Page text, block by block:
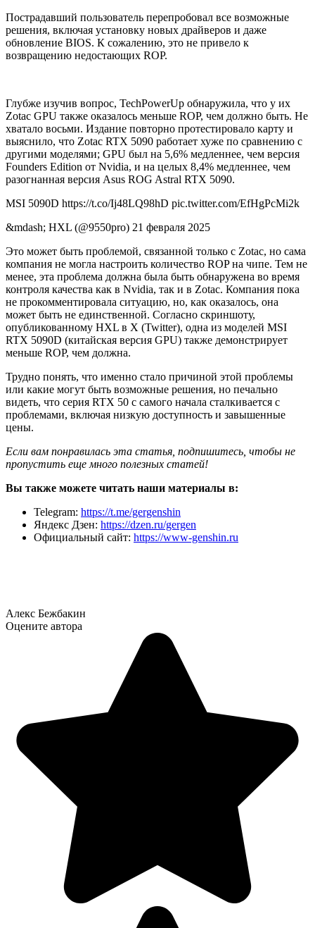
Пострадавший пользователь перепробовал все возможные
решения, включая установку новых драйверов и даже
обновление BIOS. К сожалению, это не привело к
возвращению недостающих ROP.
Глубже изучив вопрос, TechPowerUp обнаружила, что у их
Zotac GPU также оказалось меньше ROP, чем должно быть. Не
хватало восьми. Издание повторно протестировало карту и
выяснило, что Zotac RTX 5090 работает хуже по сравнению с
другими моделями; GPU был на 5,6% медленнее, чем версия
Founders Edition от Nvidia, и на целых 8,4% медленнее, чем
разогнанная версия Asus ROG Astral RTX 5090.
MSI 5090D https://t.co/Ij48LQ98hD pic.twitter.com/EfHgPcMi2k
&mdash; HXL (@9550pro) 21 февраля 2025
Это может быть проблемой, связанной только с Zotac, но сама
компания не могла настроить количество ROP на чипе. Тем не
менее, эта проблема должна была быть обнаружена во время
контроля качества как в Nvidia, так и в Zotac. Компания пока
не прокомментировала ситуацию, но, как оказалось, она
может быть не единственной. Согласно скриншоту,
опубликованному HXL в Х (Twitter), одна из моделей MSI
RTX 5090D (китайская версия GPU) также демонстрирует
меньше ROP, чем должна.
Трудно понять, что именно стало причиной этой проблемы
или какие могут быть возможные решения, но печально
видеть, что серия RTX 50 с самого начала сталкивается с
проблемами, включая низкую доступность и завышенные
цены.
Если вам понравилась эта статья, подпишитесь, чтобы не
пропустить еще много полезных статей!
Вы также можете читать наши материалы в:
Telegram: https://t.me/gergenshin
Яндекс Дзен: https://dzen.ru/gergen
Официальный сайт: https://www-genshin.ru
Алекс Бежбакин
Оцените автора